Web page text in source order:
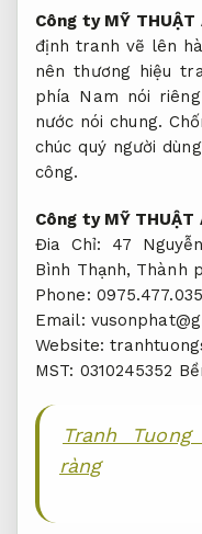
Công ty MỸ THUẬT
định tranh vẽ lên
nên thương hiệu
phía Nam nói
nước nói chung.
chúc quý người
công.
Công ty MỸ THUẬT
Đia Chỉ: 47
Bình Thạnh, Thành
Phone: 0975.477.035
Email:
Website:
MST: 0310245352
Tranh
ràng